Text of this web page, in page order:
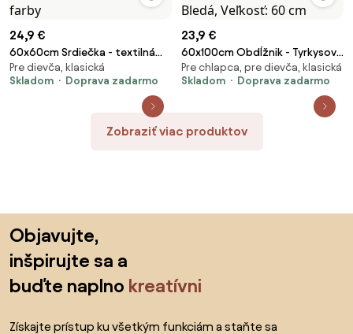
24,9 €
60x60cm Srdiečka - textilná
nálepka na stenu Farba: Tmavé
neónové farby
Pre dievča, klasická
Skladom
Doprava zadarmo
23,9 €
60x100cm Obdĺžnik - Tyrkysová
farba - textilná nálepka na
stenu Farba: Bledá, Veľkosť: 60
Pre chlapca, pre dievča, klasická
Skladom
Doprava zadarmo
Zobraziť viac produktov
Objavujte,
inšpirujte sa a
buďte naplno kreatívni
Získajte prístup ku všetkým funkciám a staňte sa